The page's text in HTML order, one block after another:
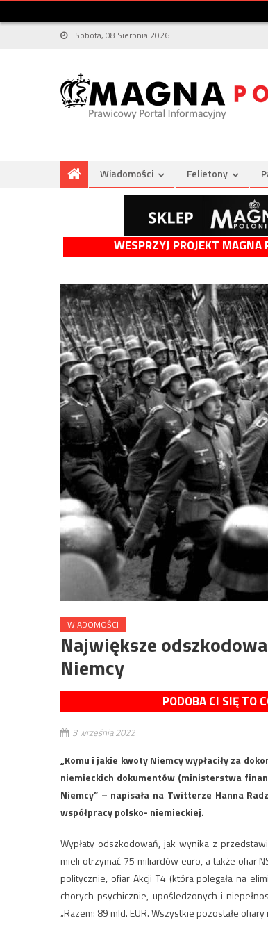
Sobota, 08 Sierpnia 2026
Wiadomości Felietony
WESPRZYJ PROJEKT MAGNA
WIADOMOŚCI
Największe
Niemcy
PODOBA CI SIĘ TO
3 września 2022
„Komu i jakie kwoty Niemcy wypłaciły za
niemieckich dokumentów (ministerstwa
Niemcy” – napisała na Twitterze Hanna
współpracy polsko- niemieckiej.
Wypłaty odszkodowań, jak wynika z
mieli otrzymać 75 miliardów euro, a także ofiar
politycznie, ofiar Akcji T4 (która polegała na
chorych psychicznie, upośledzonych i
„Razem: 89 mld. EUR. Wszystkie pozostałe